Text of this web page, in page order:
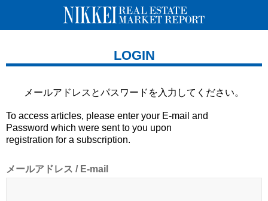
LOGIN
メールアドレスとパスワードを 入力してください。
To access articles, please enter your E-mail and
Password which were sent to you upon
registration for a subscription.
メールアドレス / E-mail